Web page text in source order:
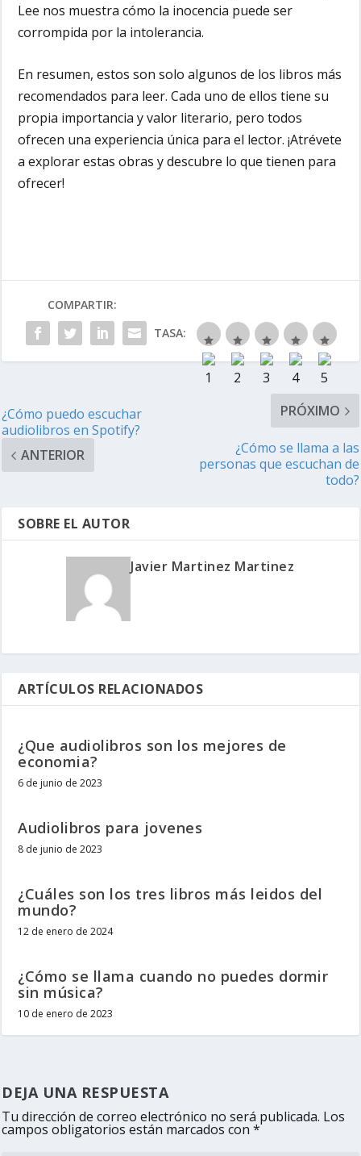
Lee nos muestra cómo la inocencia puede ser
corrompida por la intolerancia.
En resumen, estos son solo algunos de los libros más
recomendados para leer. Cada uno de ellos tiene su
propia importancia y valor literario, pero todos
ofrecen una experiencia única para el lector. ¡Atrévete
a explorar estas obras y descubre lo que tienen para
ofrecer!
COMPARTIR:
TASA:
¿Cómo puedo escuchar
audiolibros en Spotify?
ANTERIOR
PRÓXIMO
¿Cómo se llama a las
personas que escuchan de
todo?
SOBRE EL AUTOR
Javier Martinez Martinez
ARTÍCULOS RELACIONADOS
¿Que audiolibros son los mejores de
economia?
6 de junio de 2023
Audiolibros para jovenes
8 de junio de 2023
¿Cuáles son los tres libros más leidos del
mundo?
12 de enero de 2024
¿Cómo se llama cuando no puedes dormir
sin música?
10 de enero de 2023
DEJA UNA RESPUESTA
Tu dirección de correo electrónico no será publicada. Los
campos obligatorios están marcados con*